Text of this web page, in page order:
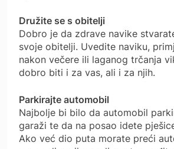
Družite se s obitelji
Dobro je da zdrave navike
svoje obitelji. Uvedite naviku,
nakon večere ili laganog trčanja
dobro biti i za vas, ali i za njih.
Parkirajte automobil
Najbolje bi bilo da automobil
garaži te da na posao idete
Ako već dio puta morate preći